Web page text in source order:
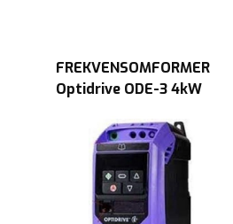
FREKVENSOMFORMER
Optidrive ODE-3 4kW